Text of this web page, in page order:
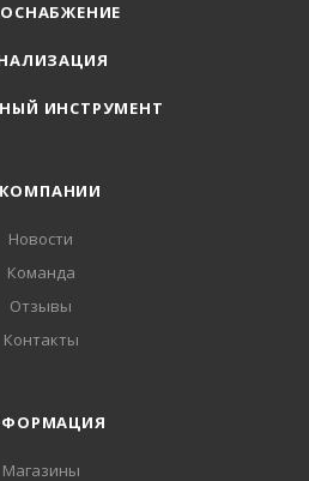
ИНСТРУМЕНТ
Новости
Команда
Отзывы
Контакты
Магазины